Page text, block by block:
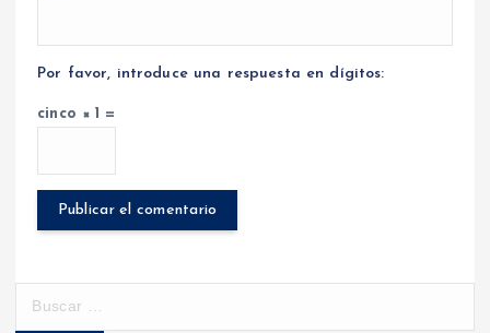
Por favor, introduce una respuesta en dígitos:
cinco × 1 =